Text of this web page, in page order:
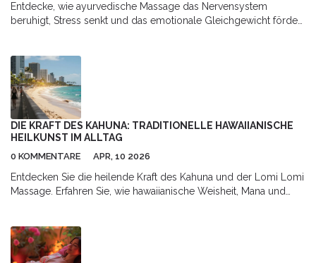
Entdecke, wie ayurvedische Massage das Nervensystem
beruhigt, Stress senkt und das emotionale Gleichgewicht fördert
DIE KRAFT DES KAHUNA: TRADITIONELLE HAWAIIANISCHE
HEILKUNST IM ALLTAG
0 KOMMENTARE APR, 10 2026
Entdecken Sie die heilende Kraft des Kahuna und der Lomi Lomi
Massage. Erfahren Sie, wie hawaiianische Weisheit, Mana und